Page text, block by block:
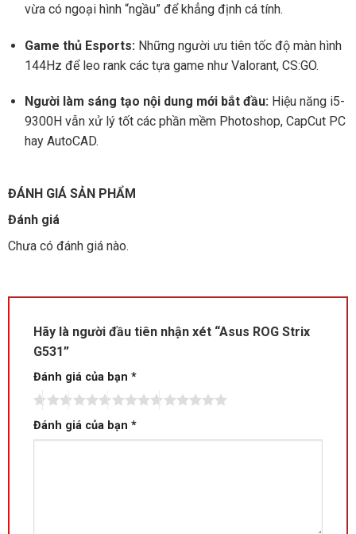
vừa có ngoại hình “ngầu” để khẳng định cá tính.
Game thủ Esports: Những người ưu tiên tốc độ màn hình
144Hz để leo rank các tựa game như Valorant, CS:GO.
Người làm sáng tạo nội dung mới bắt đầu:Hiệu năng i5-
9300H vẫn xử lý tốt các phần mềm Photoshop, CapCut PC
hay AutoCAD.
ĐÁNH GIÁ SẢN PHẨM
Đánh giá
Chưa có đánh giá nào.
Hãy là người đầu tiên nhận xét “Asus ROG Strix
G531”
Đánh giá của bạn *
Đánh giá của bạn *